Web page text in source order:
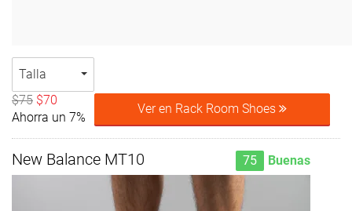
Talla
$75 $70
Ahorra un 7%
Ver en Rack Room Shoes
New Balance MT10 75 Buenas